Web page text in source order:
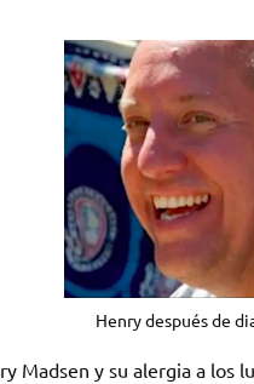
Henry después de
Madsen y su alergia a